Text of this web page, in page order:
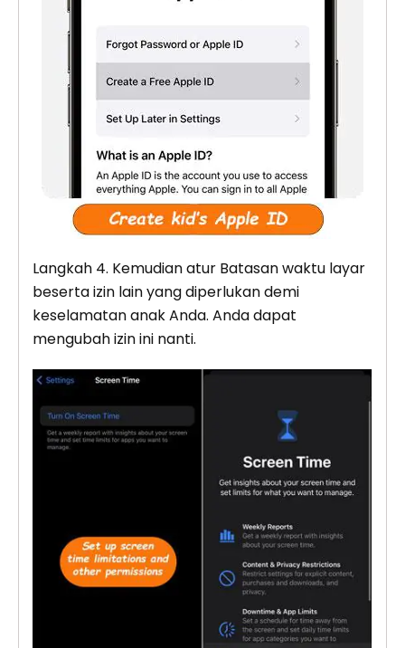
Langkah 4. Kemudian atur Batasan waktu layar
beserta izin lain yang diperlukan demi
keselamatan anak Anda. Anda dapat
mengubah izin ini nanti.